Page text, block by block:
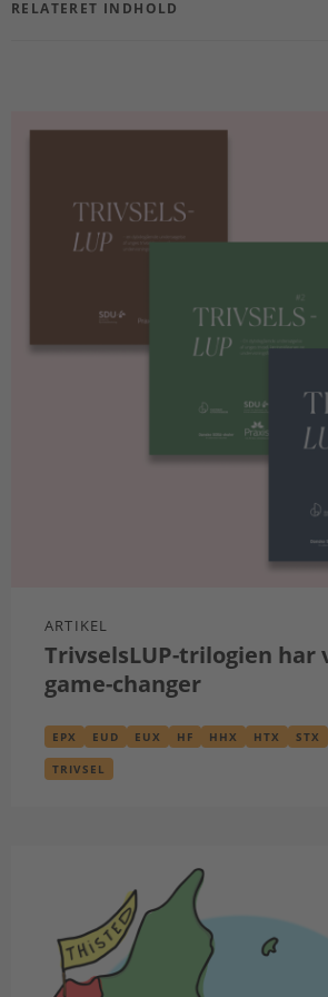
RELATERET INDHOLD
ARTIKEL
TrivselsLUP-trilogien
game-changer
EPX EUD EUX HF HHX HTX STX
TRIVSEL